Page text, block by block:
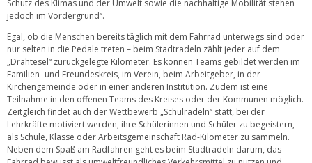
Schutz des Klimas und der Umwelt sowie die nachhaltige Mobilität stehen
jedoch im Vordergrund“.
Egal, ob die Menschen bereits täglich mit dem Fahrrad unterwegs sind oder
nur selten in die Pedale treten – beim Stadtradeln zählt jeder auf dem
„Drahtesel“ zurückgelegte Kilometer. Es können Teams gebildet werden im
Familien- und Freundeskreis, im Verein, beim Arbeitgeber, in der
Kirchengemeinde oder in einer anderen Institution. Zudem ist eine
Teilnahme in den offenen Teams des Kreises oder der Kommunen möglich.
Zeitgleich findet auch der Wettbewerb „Schulradeln“ statt, bei der
Lehrkräfte motiviert werden, ihre Schülerinnen und Schüler zu begeistern,
als Schule, Klasse oder Arbeitsgemeinschaft Rad-Kilometer zu sammeln.
Neben dem Spaß am Radfahren geht es beim Stadtradeln darum, das